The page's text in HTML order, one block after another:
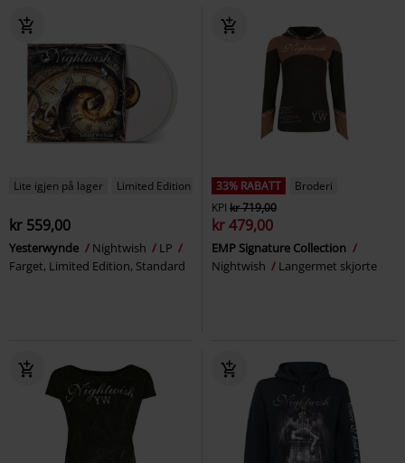
Lite igjen på lager Limited Edition
kr 559,00
Yesterwynde Nightwish
LP
Farget, Limited Edition, Standard
33% RABATT
Broderi
KPI kr 719,00
kr 479,00
EMP Signature Collection
Nightwish
Langermet skjorte